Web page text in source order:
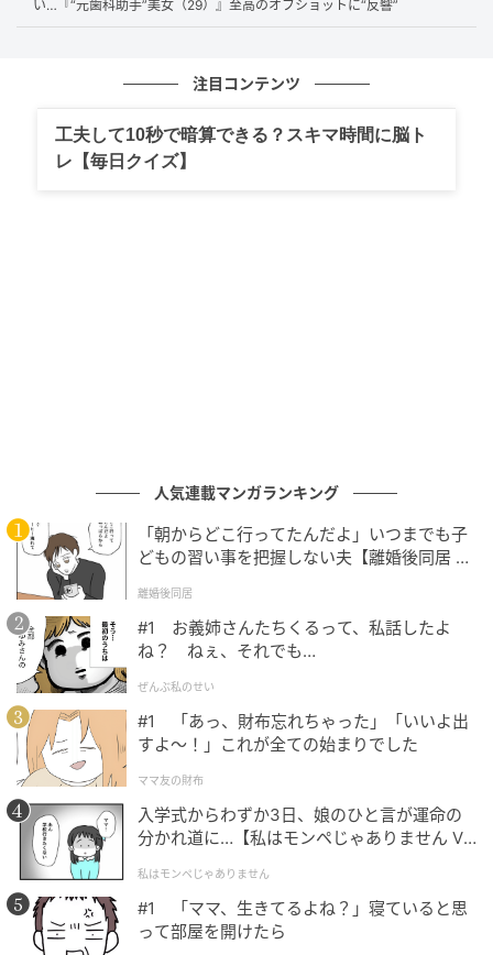
出典：マシンガンズ滝沢（@takizawa0914）さん
「もう使わないけれど捨て方がわからなくてそのまま
になっているんだよね」「マニキュアの容器って瓶に
出典：マシンガンズ滝沢（@takizawa0914）さん
正解は、「中身を布や紙に染み込ませてから捨てる」
です。ネイルポリッシュを染み込ませた布や紙はしっ
かり乾かして「可燃ごみ」として、容器は「不燃ご
み」として出せばOKなんですよ。
い…『“元歯科助手”美女（29）』至高のオフショットに“反響”
注目コンテンツ
工夫して10秒で暗算できる？スキマ時間に脳ト
レ【毎日クイズ】
人気連載マンガランキング
「朝からどこ行ってたんだよ」いつまでも子
どもの習い事を把握しない夫【離婚後同居 Vo
離婚後同居
#1 お義姉さんたちくるって、私話したよ
ね？ ねぇ、それでも…
ぜんぶ私のせい
#1 「あっ、財布忘れちゃった」「いいよ出
すよ〜！」これが全ての始まりでした
ママ友の財布
入学式からわずか3日、娘のひと言が運命の
分かれ道に…【私はモンペじゃありません Vo
私はモンペじゃありません
#1 「ママ、生きてるよね？」寝ていると思
って部屋を開けたら